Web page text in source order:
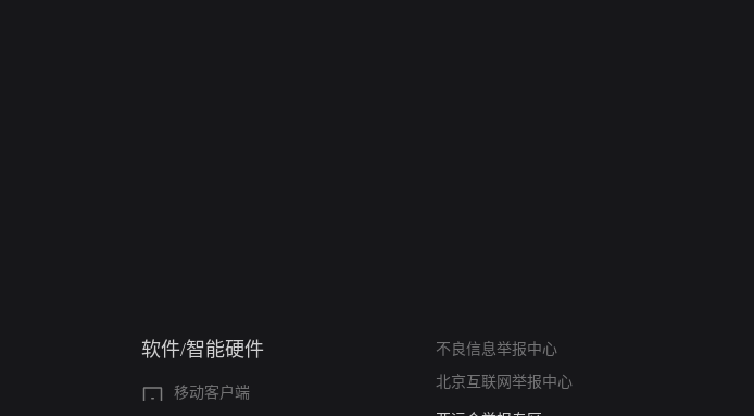
软件/智能硬件
移动客户端
不良信息举报中心
北京互联网举报中心
算法推荐专项举报